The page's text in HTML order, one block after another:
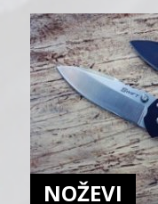
NOŽEVI